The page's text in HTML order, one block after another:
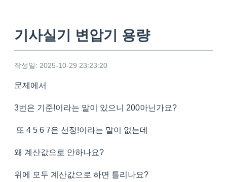
기사실기 변압기 용량
작성일: 2025-10-29 23:23:20
문제에서
3번은 기준!이라는 말이 있으니 200아닌가요?
또 4 5 6 7은 선정!이라는 말이 없는데
왜 계산값으로 안하나요?
위에 모두 계산값으로 하면 틀리나요?